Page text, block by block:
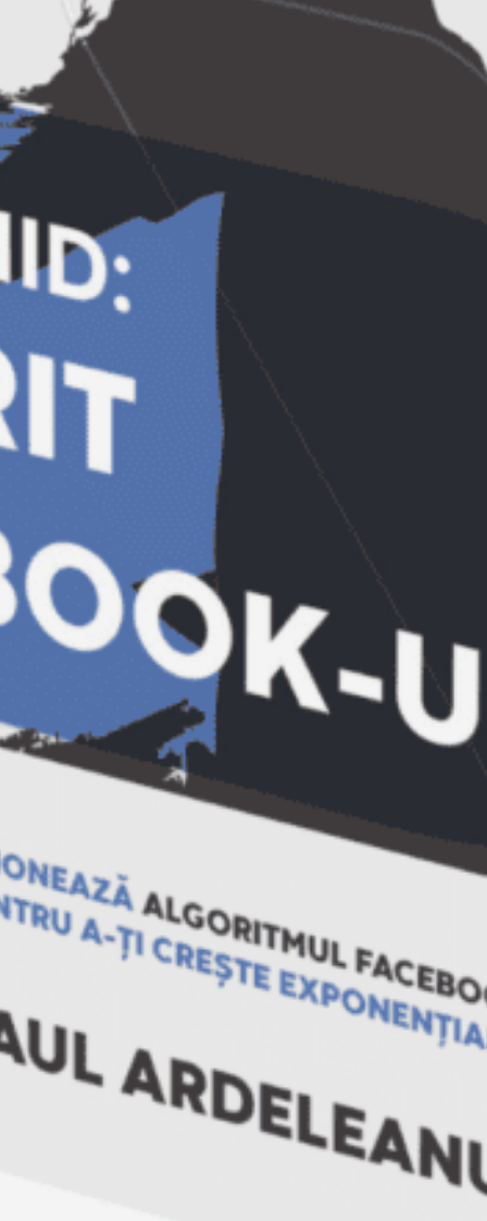
Parcul Tineretului pentru odezbatere in
aer liber, in Gradina Valorilor Romanesti.
Tema acestei dezbateri a subliniat posibila
existenta a unui alt risc:
valorilor nationale in contextul
globalizarii.
si-a incheiat cu succes misiunea, predand
stafeta unui Bucharest Summer University
2011 pe care viitorii aplicanti il asteapta
deja, conform declaratiilor actualilor
participanti.
Felicitari organizatorilor, sponsorilor si
partenerilor!
Cititi aici tot comunicatul de presa –
Bucharest Summer University 2010
25/08/2010
Empower
Descarcă Gratuit Ebook-ul: ”A
murit Facebook-ul?”
Descoperă cum funcționează Algoritmul
Facebook în 2024 și cum să-l folosești
pentru a-ți crește exponențial
vizibilitatea și vânzările! 10 metode
simple și la îndemâna oricui prin care să
crești exponențial vizibilitatea și
engagement-ul postărilor tale.
AFLĂ MAI MULTE